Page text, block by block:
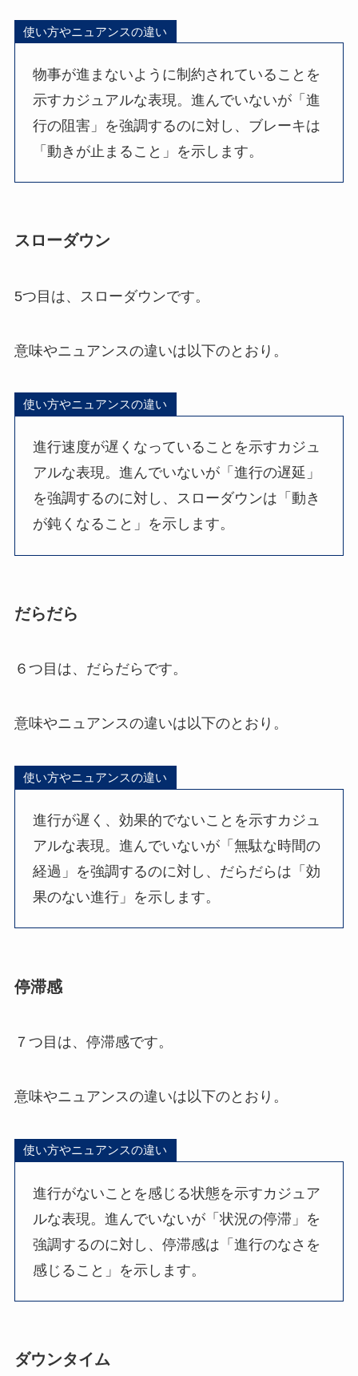
使い方やニュアンスの違い
物事が進まないように制約されていることを
示すカジュアルな表現。進んでいないが「進
行の阻害」を強調するのに対し、ブレーキは
「動きが止まること」を示します。
スローダウン
5つ目は、スローダウンです。
意味やニュアンスの違いは以下のとおり。
使い方やニュアンスの違い
進行速度が遅くなっていることを示すカジュ
アルな表現。進んでいないが「進行の遅延」
を強調するのに対し、スローダウンは「動き
が鈍くなること」を示します。
だらだら
６つ目は、だらだらです。
意味やニュアンスの違いは以下のとおり。
使い方やニュアンスの違い
進行が遅く、効果的でないことを示すカジュ
アルな表現。進んでいないが「無駄な時間の
経過」を強調するのに対し、だらだらは「効
果のない進行」を示します。
停滞感
７つ目は、停滞感です。
意味やニュアンスの違いは以下のとおり。
使い方やニュアンスの違い
進行がないことを感じる状態を示すカジュア
ルな表現。進んでいないが「状況の停滞」を
強調するのに対し、停滞感は「進行のなさを
感じること」を示します。
ダウンタイム